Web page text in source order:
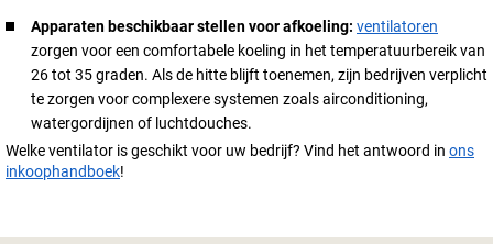
Apparaten beschikbaar stellen voor afkoeling: ventilatoren
zorgen voor een comfortabele koeling in het temperatuurbereik van
26 tot 35 graden. Als de hitte blijft toenemen, zijn bedrijven verplicht
te zorgen voor complexere systemen zoals airconditioning,
watergordijnen of luchtdouches.
Welke ventilator is geschikt voor uw bedrijf? Vind het antwoord in ons
inkoophandboek!